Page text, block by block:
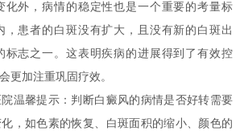
外，病情的稳定性也是一个重要的考量标
，患者的白斑没有扩大，且没有新的白斑出
标志之一。这表明疾病的进展得到了有效控
更加注重巩固疗效。
馨提示：判断白癜风的病情是否好转需要
，如色素的恢复、白斑面积的缩小、颜色的